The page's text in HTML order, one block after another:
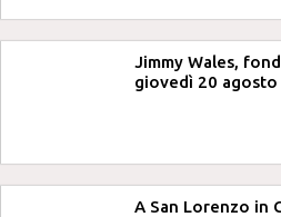
Jimmy Wales,
giovedì 20 agosto
A San Lorenzo in